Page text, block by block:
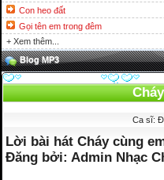
Con heo đất
Gọi tên em trong đêm
+ Xem thêm...
Blog MP3
Ca sĩ:
Lời bài hát Cháy cùng
Đăng bởi: Admin Nhạc